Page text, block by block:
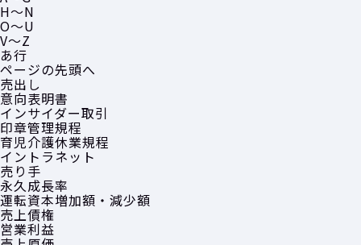
H〜N
O〜U
V〜Z
あ行
ページの先頭へ
売出し
意向表明書
インサイダー取引
印章管理規程
育児介護休業規程
イントラネット
売り手
永久成長率
運転資本増加額・減少額
売上債権
営業利益